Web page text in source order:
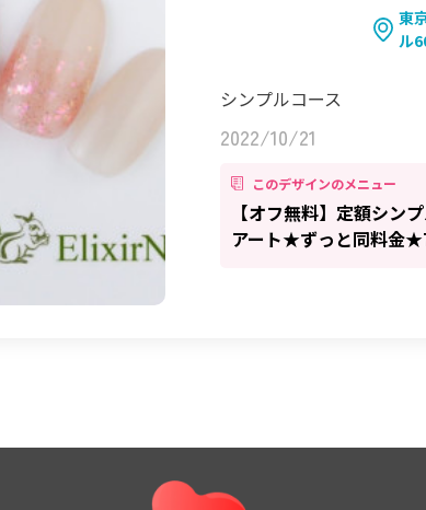
東
ル
シンプルコース
2022/10/21
このデザインのメニュー
【オフ無料】定額シン
アート★ずっと同料金